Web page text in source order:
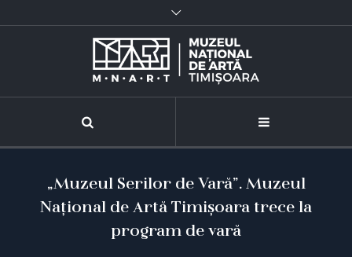
„Muzeul Serilor de Vară”. Muzeul
Național de Artă Timișoara trece la
program de vară